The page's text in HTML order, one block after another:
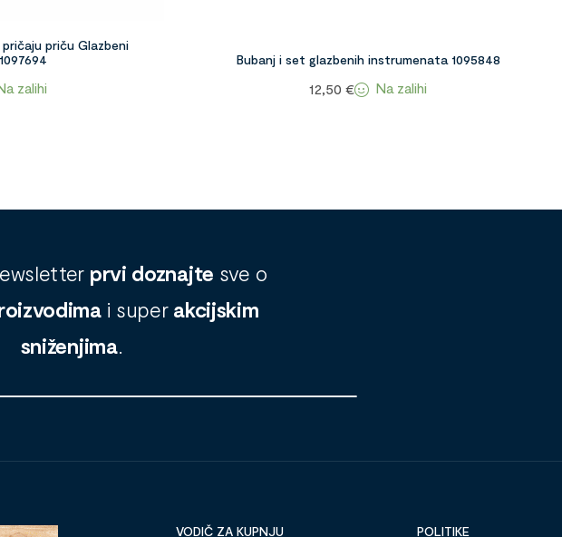
priču Glazbeni
zalihi
Bubanj i set glazbenih instrumenata 1095848
12,50 € Na zalihi
prvi doznajte sve o
i super akcijskim
sniženjima.
VODIČ ZA KUPNJU POLITIKE